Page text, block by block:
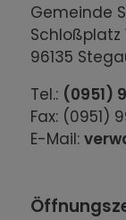
Gemeinde
Schloßplatz
96135
Tel.: (0951)
Fax: (0951)
E-Mail: